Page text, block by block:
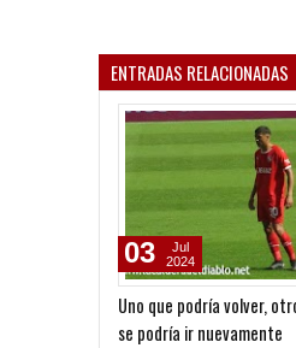
ENTRADAS RELACIONADAS
Uno que podría volver,
se podría ir nuevamente
03
Jul
2024